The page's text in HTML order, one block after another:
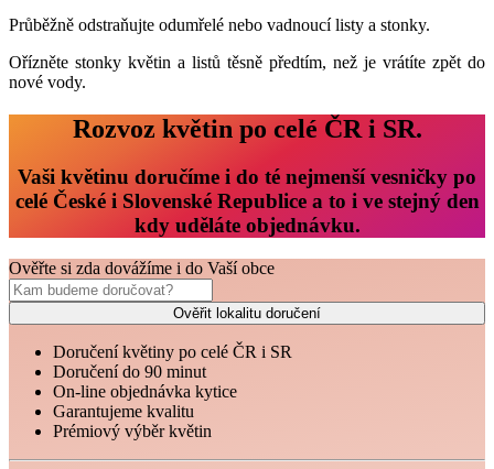
Průběžně odstraňujte odumřelé nebo vadnoucí listy a stonky.
Ořízněte stonky květin a listů těsně předtím, než je vrátíte zpět do
nové vody.
Rozvoz květin po celé ČR i SR.
Vaši květinu doručíme i do té nejmenší vesničky po
celé České i Slovenské Republice a to i ve stejný den
kdy uděláte objednávku.
Ověřte si zda dovážíme i do Vaší obce
Ověřit lokalitu doručení
Doručení květiny po celé ČR i SR
Doručení do 90 minut
On-line objednávka kytice
Garantujeme kvalitu
Prémiový výběr květin